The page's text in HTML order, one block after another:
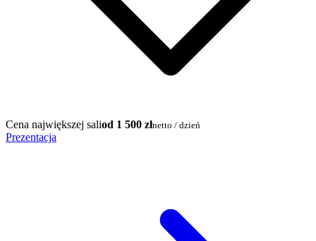
Cena największej saliod 1 500 złnetto / dzień
Prezentacja